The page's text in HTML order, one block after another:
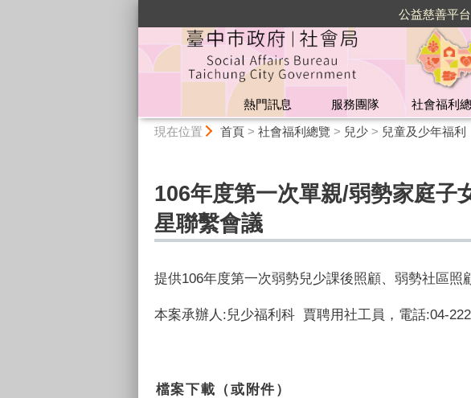
公益慈善平台
熱門訊息 服務團隊 社會福利
現在位置 首頁> 社會福利總覽 > 兒少> 兒童及少年福利
106年度第一次單親/弱勢家庭子
星聯繫會議
提供106年度第一次弱勢兒少課後照顧、弱勢社區
本案承辦人:兒少福利科 賈聘用社工 員，電話:04-
檔案下載（或附件）